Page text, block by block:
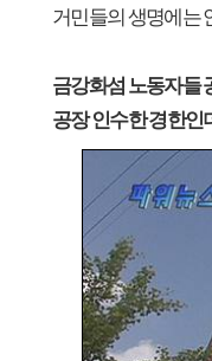
거민들의 생명에는
금강화섬 노동자들
공장 인수한 경한인